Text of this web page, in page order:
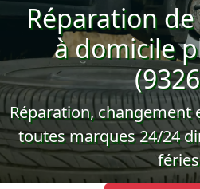
Réparation
à domicile
Réparation, changement
toutes marques 24/24
féries